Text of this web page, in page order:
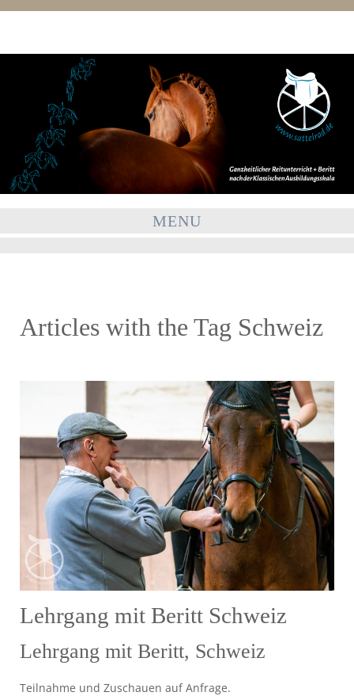
MENU
Articles with the Tag Schweiz
Lehrgang mit Beritt Schweiz
Lehrgang mit Beritt, Schweiz
Teilnahme und Zuschauen auf Anfrage.